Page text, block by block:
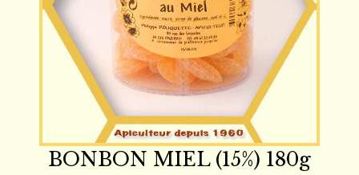
BONBON MIEL (15%) 180g